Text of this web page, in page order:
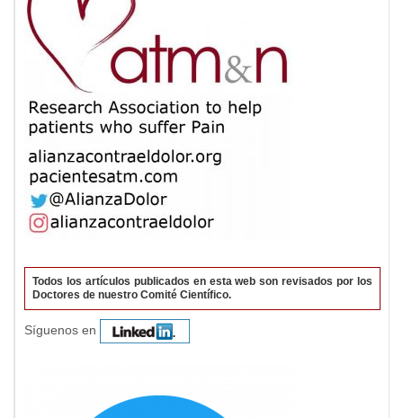
Todos los artículos publicados en esta web son revisados por los
Doctores de nuestro Comité Científico.
Síguenos en